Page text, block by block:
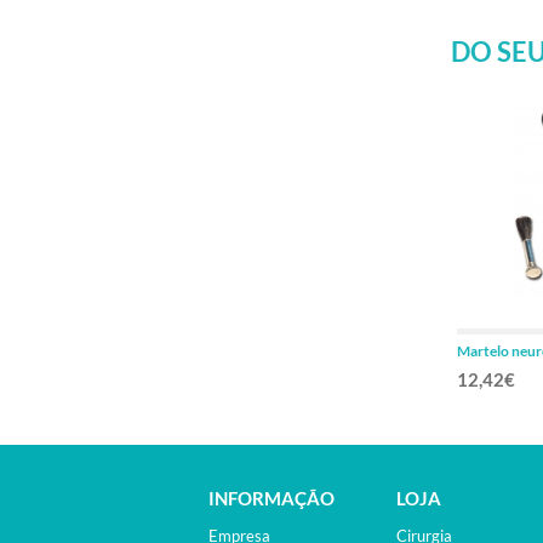
DO
Martelo
12,42€
INFORMAÇÃO
Empresa
LOJA
Cirurgia